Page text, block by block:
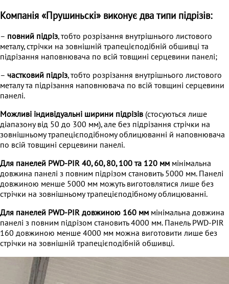
Компанія «Прушиньскі» виконує два типи підрізів:
– повний підріз, тобто розрізання внутрішнього листового
металу, стрічки на зовнішній трапецієподібній обшивці та
підрізання наповнювача по всій товщині серцевини панелі;
– частковий підріз, тобто розрізання внутрішнього листового
металу та підрізання наповнювача по всій товщині серцевини
панелі.
Можливі індивідуальні ширини підрізів (стосуються лише
діапазону від 50 до 300 мм), але без підрізання стрічки на
зовнішньомутрапецієподібному облицюванні й наповнювача
по всій товщині серцевини панелі.
Для панелей PWD-PIR 40, 60, 80, 100 та 120 мм мінімальна
довжина панелі з повним підрізом становить 5000 мм. Панелі
довжиною менше 5000 мм можуть виготовлятися лише без
стрічки на зовнішньому трапецієподібному облицюванні.
Для панелей PWD-PIR довжиною 160 мм мінімальна довжина
панелі з повним підрізом становить 4000 мм. Панель PWD-PIR
160 довжиною менше 4000 мм можна виготовити лише без
стрічки на зовнішній трапецієподібній обшивці.